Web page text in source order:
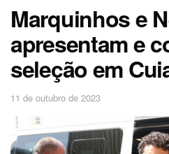
Marquinhos e
apresentam e
seleção em
11 de outubro de 2023